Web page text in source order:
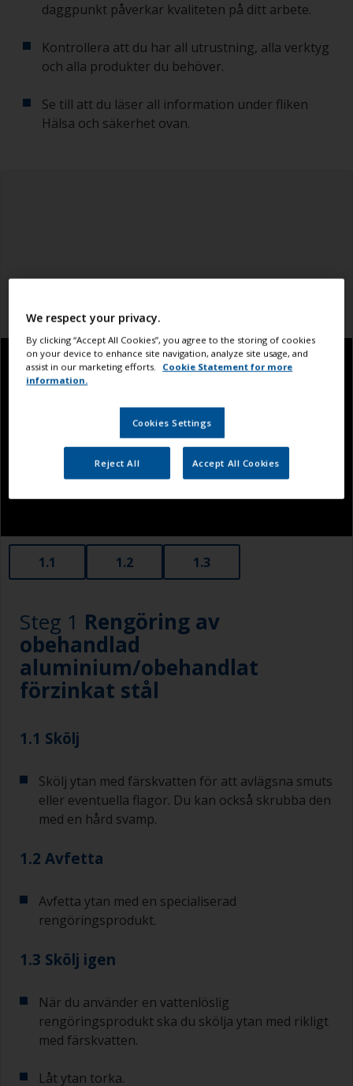
daggpunkt påverkar kvaliteten på ditt arbete.
Kontrollera att du har all utrustning, alla verktyg
och alla produkter du behöver.
Se till att du läser all information under fliken
Hälsa och säkerhet ovan.
1.1 1.2 1.3
Steg 1 Rengöring av
obehandlad
aluminium/obehandlat
förzinkat stål
1.1 Skölj
Skölj ytan med färskvatten för att avlägsna smuts
eller eventuella flagor. Du kan också skrubba den
med en hård svamp.
1.2 Avfetta
Avfetta ytan med en specialiserad
rengöringsprodukt.
1.3 Skölj igen
När du använder en vattenlöslig
rengöringsprodukt ska du skölja ytan med rikligt
med färskvatten.
Låt ytan torka.
We respect your privacy.
By clicking “Accept All Cookies”, you agree to the storing of cookies
on your device to enhance site navigation, analyze site usage, and
assist in our marketing efforts.
Cookie Statement for more
information.
Cookies Settings
Reject All Accept All Cookies